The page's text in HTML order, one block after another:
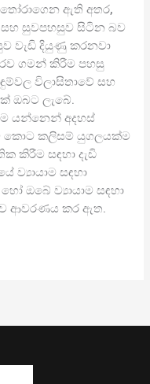
තෝරාගෙන ඇති අතර,
සහ සුවපහසුව සිටින බව
වැඩි දියුණු කරනවා
ගමන් කිරීම පහසු
විලාසිතාවේ සහ
ඔබට ලැබේ.
යන්නෙන් අදහස්
කොට කලිසම් යුගලයක්ම
කිරීම සඳහා දැඩි
ව්‍යායාම සඳහා
ඔබේ ව්‍යායාම සඳහා
ආවරණය කර ඇත.